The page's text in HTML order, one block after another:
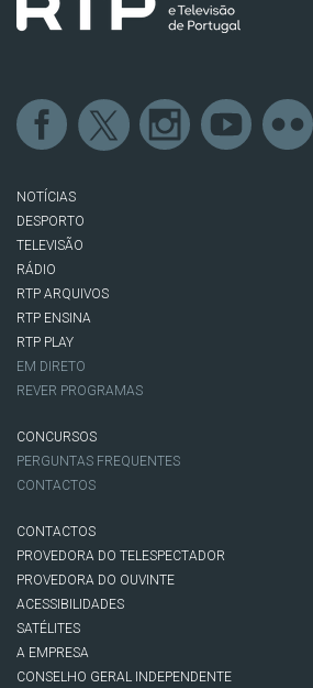
NOTÍCIAS
DESPORTO
TELEVISÃO
RÁDIO
RTP ARQUIVOS
RTP ENSINA
RTP PLAY
EM DIRETO
REVER PROGRAMAS
CONCURSOS
PERGUNTAS FREQUENTES
CONTACTOS
CONTACTOS
PROVEDORA DO TELESPECTADOR
PROVEDORA DO OUVINTE
ACESSIBILIDADES
SATÉLITES
A EMPRESA
CONSELHO GERAL INDEPENDENTE